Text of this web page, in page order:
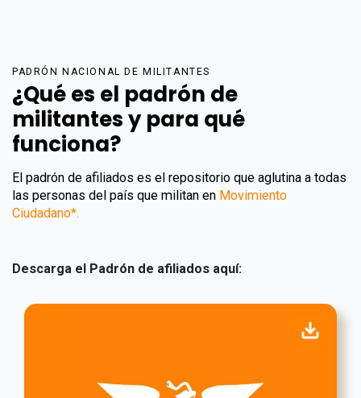
PADRÓN NACIONAL DE MILITANTES
¿Qué es el padrón de
militantes y para qué
funciona?
El padrón de afiliados es el repositorio que aglutina a todas
las personas del país que militan en Movimiento
Ciudadano*.
Descarga el Padrón de afiliados aquí: